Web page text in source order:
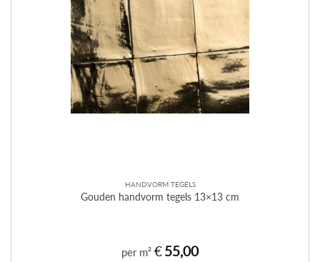
HANDVORM TEGELS
Gouden handvorm tegels 13×13 cm
per m² €55,00